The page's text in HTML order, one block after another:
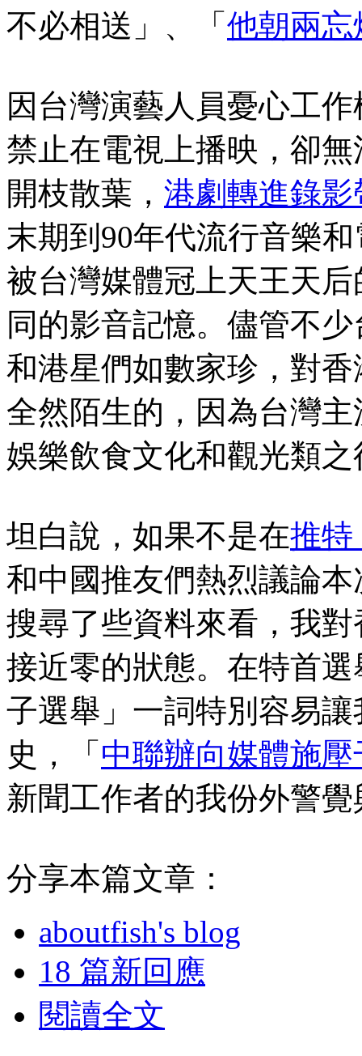
不必相送」、「 他朝兩忘
因台灣演藝人員憂心工
禁止在電視上播映，卻
開枝散葉， 港劇轉進錄影
末期到90年代流行音樂
被台灣媒體冠上天王天
同的影音記憶。儘管不
和港星們如數家珍，對
全然陌生的，因為台灣
娛樂飲食文化和觀光類
坦白說，如果不是在推特
和中國推友們熱烈議論
搜尋了些資料來看，我
接近零的狀態。在特首
子選舉」一詞特別容易
史，「 中聯辦向媒體施
新聞工作者的我份外警
分享本篇文章：
aboutfish's blog
18 篇新回應
閱讀全文